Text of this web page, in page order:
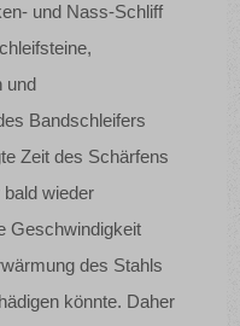
und Nass-Schliff
und
Bandschleifers
Zeit des Schärfens
wieder
Geschwindigkeit
des Stahls
könnte. Daher